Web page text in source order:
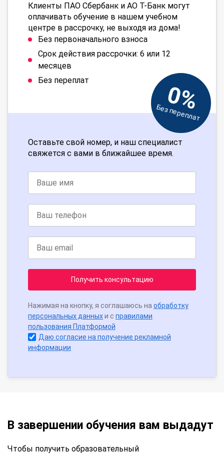
Клиенты ПАО Сбербанк и АО Т-Банк могут
оплачивать обучение в нашем учебном
центре в рассрочку, не выходя из дома!
Без первоначального взноса
Срок действия рассрочки: 6 или 12
месяцев
Без переплат
0%
Без переплат
Оставьте свой номер, и наш специалист
свяжется с вами в ближайшее время.
Получить консультацию
Нажимая на кнопку, я соглашаюсь на обработку
персональных данныхи с правилами
пользования Платформой
Даю согласие на получение рекламной
информации
В завершении обучения вам выдадут
Чтобы получить образовательный